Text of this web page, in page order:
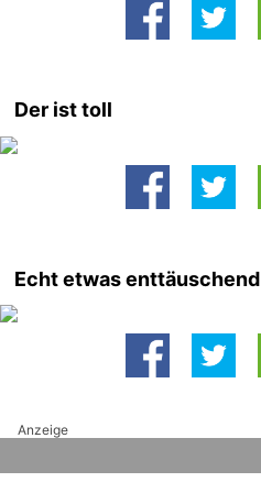
Der ist toll
Echt etwas enttäuschend
Anzeige